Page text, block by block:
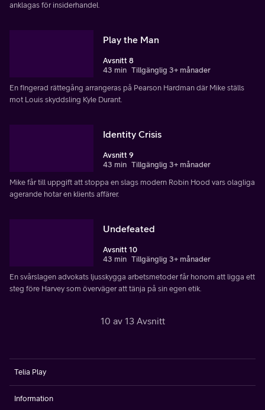
anklagas för insiderhandel.
Play the Man
Avsnitt 8
43 min Tillgänglig 3+ månader
En fingerad rättegång arrangeras på Pearson Hardman där Mike ställs
mot Louis skyddsling Kyle Durant.
Identity Crisis
Avsnitt 9
43 min Tillgänglig 3+ månader
Mike får till uppgift att stoppa en slags modern Robin Hood vars olagliga
agerande hotar en klients affärer.
Undefeated
Avsnitt 10
43 min Tillgänglig 3+ månader
En svårslagen advokats ljusskygga arbetsmetoder får honom att ligga ett
steg före Harvey som överväger att tänja på sin egen etik.
10 av 13 Avsnitt
Telia Play
Information